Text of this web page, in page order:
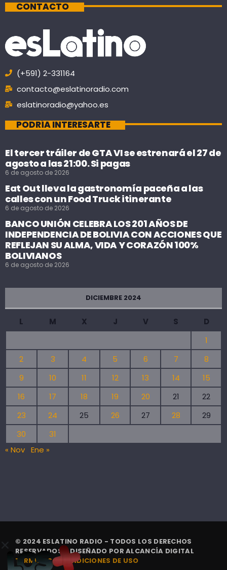
CONTACTO
(+591) 2-331164
contacto@eslatinoradio.com
eslatinoradio@yahoo.es
PODRÍA INTERESARTE
El tercer tráiler de GTA VI se estrenará el 27 de
agosto a las 21:00. Si pagas
6 de agosto de 2026
Eat Out lleva la gastronomía paceña a las
calles con un Food Truck itinerante
6 de agosto de 2026
BANCO UNIÓN CELEBRA LOS 201 AÑOS DE
INDEPENDENCIA DE BOLIVIA CON ACCIONES QUE
REFLEJAN SU ALMA, VIDA Y CORAZÓN 100%
BOLIVIANOS
6 de agosto de 2026
DICIEMBRE 2024
L M X J V S
D
1
2
3 4 5 6 7
8
9
10 11 12 13 14
15
16
17 18 19 20 21
22
23
24 25 26 27 28
29
30
31
« Nov Ene »
© 2024 ESLATINO RADIO - TODOS LOS DERECHOS
RESERVADOS. | DISEÑADO PORALCANCÍA DIGITAL
TÉRMINOS Y CONDICIONES DE USO